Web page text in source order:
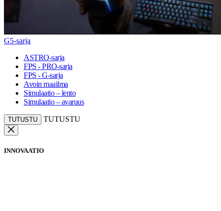
G5-sarja
ASTRO-sarja
FPS - PRO-sarja
FPS - G-sarja
Avoin maailma
Simulaatio – lento
Simulaatio – avaruus
TUTUSTU TUTUSTU
INNOVAATIO